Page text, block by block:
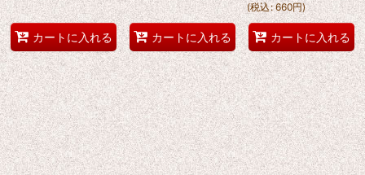
カートに入れる カートに入れる
(税込 : 660円)
カートに入れる